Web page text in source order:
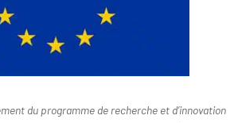
du programme de recherche et d’innovation